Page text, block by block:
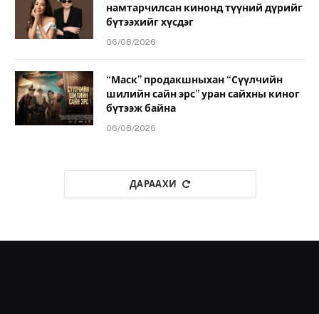
намтарчилсан кинонд түүний дүрийг
бүтээхийг хүсдэг
06/08/2026
“Маск” продакшныхан “Сүүлчийн
шилийн сайн эрс” уран сайхны киног
бүтээж байна
06/08/2026
ДАРААХИ